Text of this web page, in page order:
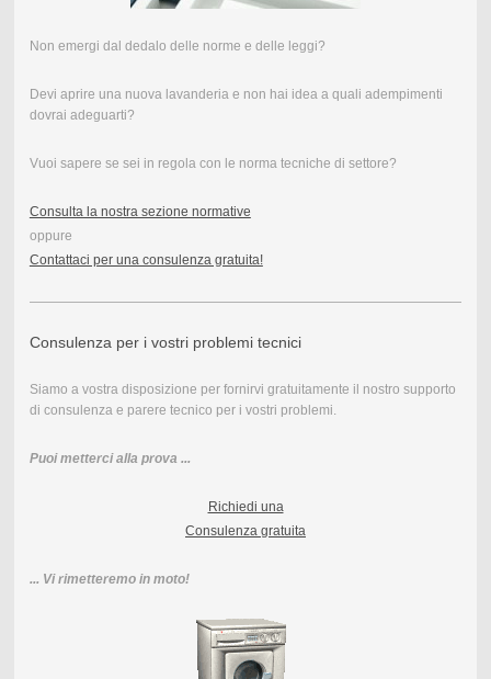
Non emergi dal dedalo delle norme e delle leggi?
Devi aprire una nuova lavanderia e non hai idea a quali adempimenti
dovrai adeguarti?
Vuoi sapere se sei in regola con le norma tecniche di settore?
Consulta la nostra sezione normative
oppure
Contattaci per una consulenza gratuita!
Consulenza per i vostri problemi tecnici
Siamo a vostra disposizione per fornirvi gratuitamente il nostro supporto
di consulenza e parere tecnico per i vostri problemi.
Puoi metterci alla prova ...
Richiedi una
Consulenza gratuita
... Vi rimetteremo in moto!